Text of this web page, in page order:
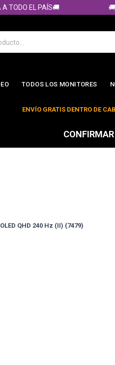
EL PAÍS🚚
TODOS LOS MONITORES
ENVÍO GRATIS DENTRO DE